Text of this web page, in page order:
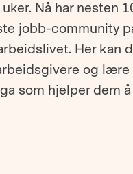
Nå har nesten
jobb-community
Her kan
og lære
som hjelper dem